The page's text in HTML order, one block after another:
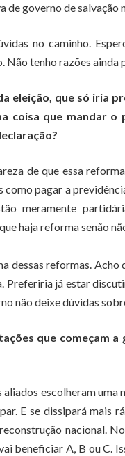
de governo de salvação
no caminho.
Não tenho razões
eleição, que só iria
coisa que mandar
de que essa
pagar a
meramente
haja reforma senão
dessas reformas.
já estar
não deixe dúvidas
que começam
escolheram
E se dissipará mais
nacional.
beneficiar A, B ou C.